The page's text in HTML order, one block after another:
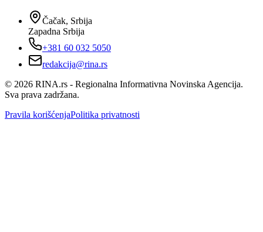
Čačak, Srbija
Zapadna Srbija
+381 60 032 5050
redakcija@rina.rs
© 2026 RINA.rs - Regionalna Informativna Novinska Agencija.
Sva prava zadržana.
Pravila korišćenjaPolitika privatnosti